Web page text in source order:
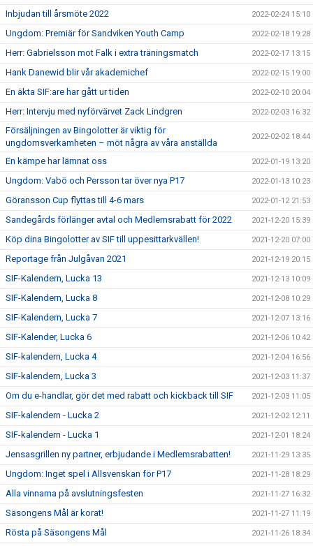
Inbjudan till årsmöte 2022 2022-02-24 15:10
Ungdom: Premiär för Sandviken Youth Camp 2022-02-18 19:28
Herr: Gabrielsson mot Falk i extra träningsmatch 2022-02-17 13:15
Hank Danewid blir vår akademichef 2022-02-15 19:00
En äkta SIF:are har gått ur tiden 2022-02-10 20:04
Herr: Intervju med nyförvärvet Zack Lindgren 2022-02-03 16:32
Försäljningen av Bingolotter är viktig för
ungdomsverkamheten – möt några av våra anställda
2022-02-02 18:44
En kämpe har lämnat oss 2022-01-19 13:20
Ungdom: Vabö och Persson tar över nya P17 2022-01-13 10:23
Göransson Cup flyttas till 4-6 mars 2022-01-12 21:53
Sandegårds förlänger avtal och Medlemsrabatt för 2022 2021-12-20 15:39
Köp dina Bingolotter av SIF till uppesittarkvällen! 2021-12-20 07:00
Reportage från Julgåvan 2021 2021-12-19 20:15
SIF-Kalendern, Lucka 13 2021-12-13 10:09
SIF-Kalendern, Lucka 8 2021-12-08 10:29
SIF-Kalendern, Lucka 7 2021-12-07 13:16
SIF-Kalender, Lucka 6 2021-12-06 10:42
SIF-kalendern, Lucka 4 2021-12-04 16:56
SIF-kalendern, Lucka 3 2021-12-03 11:37
Om du e-handlar, gör det med rabatt och kickback till SIF 2021-12-03 11:05
SIF-kalendern - Lucka 2 2021-12-02 12:11
SIF-kalendern - Lucka 1 2021-12-01 18:24
Jensasgrillen ny partner, erbjudande i Medlemsrabatten! 2021-11-29 13:35
Ungdom: Inget spel i Allsvenskan för P17 2021-11-28 18:29
Alla vinnarna på avslutningsfesten 2021-11-27 16:32
Säsongens Mål är korat! 2021-11-27 11:19
Rösta på Säsongens Mål 2021-11-26 18:34